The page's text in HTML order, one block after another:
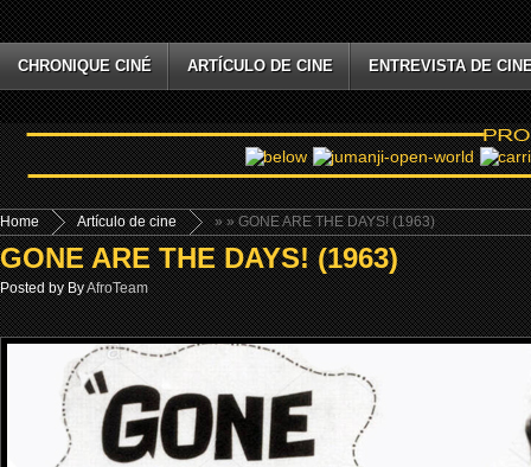
CHRONIQUE CINÉ ARTÍCULO DE CINE ENTREVISTA DE
Home »
Artículo de cine » GONE ARE THE DAYS! (1963)
GONE ARE THE DAYS! (1963)
Posted by ByAfroTeam